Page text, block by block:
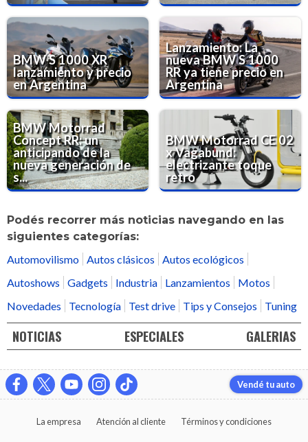
BMW S 1000 XR
lanzamiento y precio
en Argentina
Lanzamiento: La
nueva BMW S 1000
RR ya tiene precio en
Argentina
BMW Motorrad
Concept RR: un
anticipando de la
nueva generación de
s...
BMW Motorrad CE 02
x Vagabund:
electrizante toque
retro
Podés recorrer más noticias navegando en las
siguientes categorías:
Automovilismo Autos clásicos
Autos ecológicos
Autoshows
Gadgets Industria Lanzamientos
Motos
Novedades
Tecnología Test drive Tips y Consejos Tuning
NOTICIAS ESPECIALES GALERIAS
Vendé tu auto
La empresa Atención al cliente Términos y condiciones